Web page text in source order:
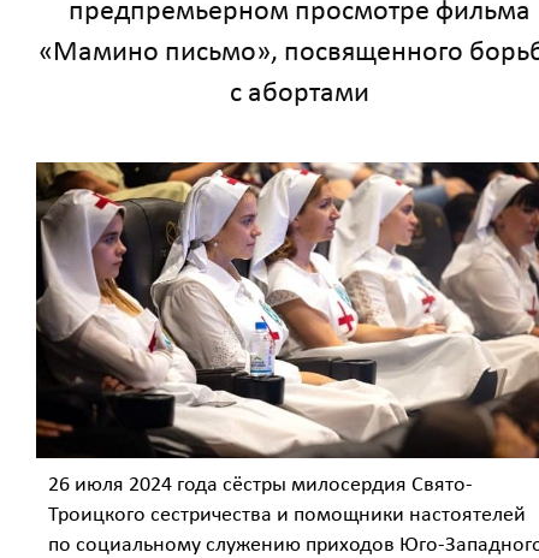
предпремьерном просмотре фильма
«Мамино письмо», посвященного
с абортами
26 июля 2024 года сёстры милосердия Свято-
Троицкого сестричества и помощники настоятелей
по социальному служению приходов Юго-